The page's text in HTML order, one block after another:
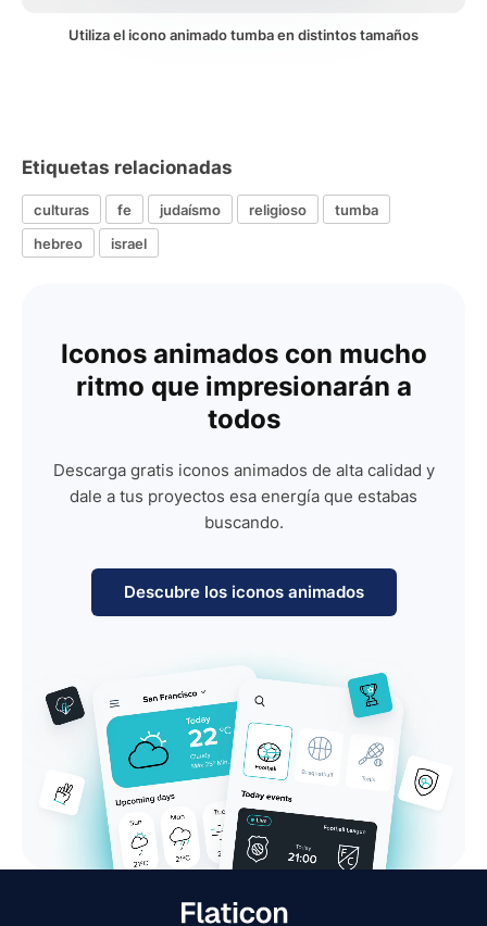
Utiliza el icono animado tumba en distintos tamaños
Etiquetas relacionadas
culturas fe judaísmo religioso
tumba
hebreo
israel
Iconos animados con mucho
ritmo que impresionarán a
todos
Descarga gratis iconos animados de alta calidad y
dale a tus proyectos esa energía que estabas
buscando.
Descubre los iconos animados